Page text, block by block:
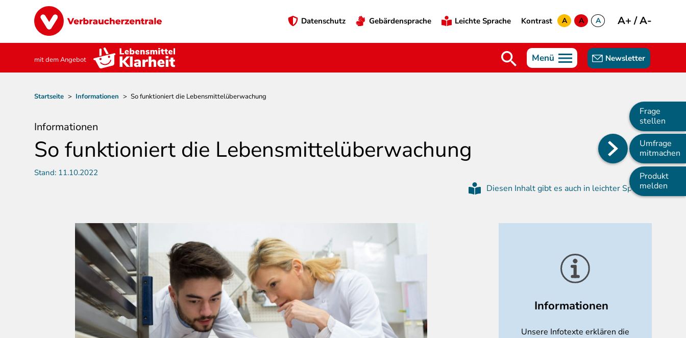
Image
Preheader
Datenschutz Gebärdensprache Leichte Sprache Kontrast
A
A
A
A+/A-
mit dem Angebot Menü Newsletter
Pfadnavigation
Startseite > Informationen > So funktioniert die Lebensmittelüberwachung
Main
navigation
Frage
stellen
Umfrage
mitmachen
Produkt
melden
Informationen
So funktioniert die Lebensmittelüberwachung
Stand: 11.10.2022
Diesen Inhalt gibt es auch in leichter Sprache
Informationen
Unsere Infotexte erklären die